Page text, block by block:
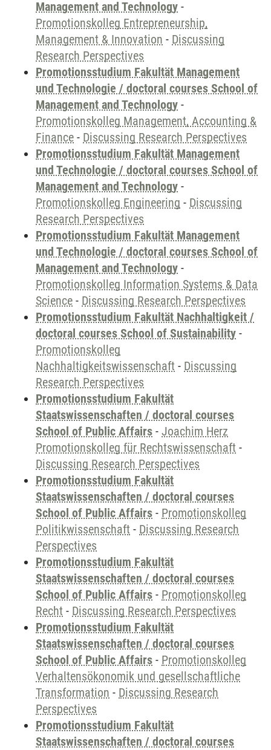
Management and Technology -
Promotionskolleg Entrepreneurship,
Management & Innovation - Discussing
Research Perspectives
Promotionsstudium Fakultät Management
und Technologie / doctoral courses School of
Management and Technology -
Promotionskolleg Management, Accounting &
Finance - Discussing Research Perspectives
Promotionsstudium Fakultät Management
und Technologie / doctoral courses School of
Management and Technology -
Promotionskolleg Engineering - Discussing
Research Perspectives
Promotionsstudium Fakultät Management
und Technologie / doctoral courses School of
Management and Technology -
Promotionskolleg Information Systems & Data
Science - Discussing Research Perspectives
Promotionsstudium Fakultät Nachhaltigkeit /
doctoral courses School of Sustainability -
Promotionskolleg
Nachhaltigkeitswissenschaft - Discussing
Research Perspectives
Promotionsstudium Fakultät
Staatswissenschaften / doctoral courses
School of Public Affairs - Joachim Herz
Promotionskolleg für Rechtswissenschaft -
Discussing Research Perspectives
Promotionsstudium Fakultät
Staatswissenschaften / doctoral courses
School of Public Affairs - Promotionskolleg
Politikwissenschaft - Discussing Research
Perspectives
Promotionsstudium Fakultät
Staatswissenschaften / doctoral courses
School of Public Affairs - Promotionskolleg
Recht - Discussing Research Perspectives
Promotionsstudium Fakultät
Staatswissenschaften / doctoral courses
School of Public Affairs - Promotionskolleg
Verhaltensökonomik und gesellschaftliche
Transformation - Discussing Research
Perspectives
Promotionsstudium Fakultät
Staatswissenschaften / doctoral courses